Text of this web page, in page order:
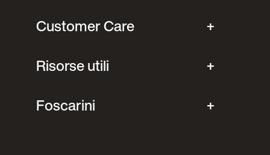
Customer Care
Risorse utili
Foscarini